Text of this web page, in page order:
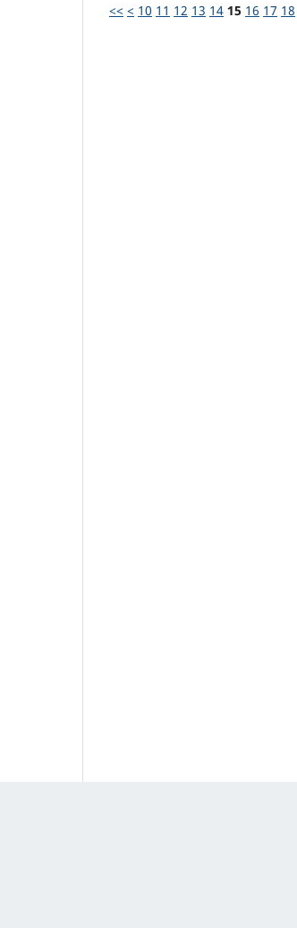
<< < 10 11 12 13 14 15 16 17 18